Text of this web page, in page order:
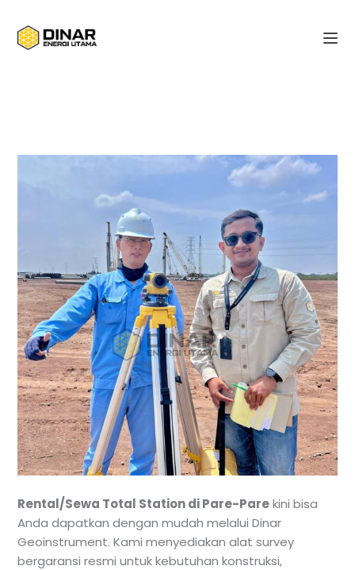
Rental/Sewa Total Station di Pare-Parekini bisa
Anda dapatkan dengan mudah melalui Dinar
Geoinstrument. Kami menyediakan alat survey
bergaransi resmi untuk kebutuhan konstruksi,